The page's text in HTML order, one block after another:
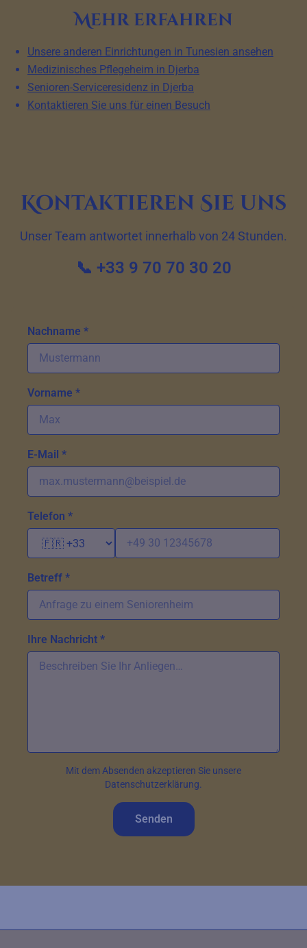
Mehr erfahren
Unsere anderen Einrichtungen in Tunesien ansehen
Medizinisches Pflegeheim in Djerba
Senioren-Serviceresidenz in Djerba
Kontaktieren Sie uns für einen Besuch
Kontaktieren Sie uns
Unser Team antwortet innerhalb von 24 Stunden.
📞 +33 9 70 70 30 20
Nachname *
Vorname *
E-Mail *
Telefon *
Betreff *
Ihre Nachricht *
Mit dem Absenden akzeptieren Sie unsere
Datenschutzerklärung.
Senden